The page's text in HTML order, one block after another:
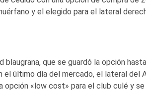
y el elegido para el lateral
que se guardó la opción
el último día del mercado, el lateral del
opción «low cost» para el club culé y